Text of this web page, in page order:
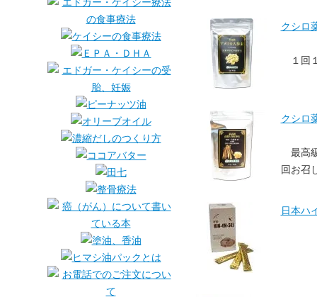
クシロ
１回
クシロ
最高
回お召
日本ハ